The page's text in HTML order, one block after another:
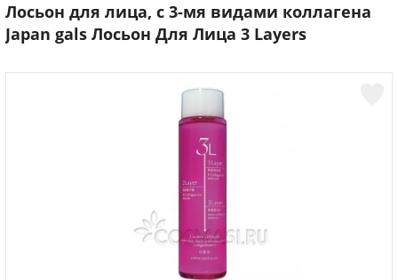
Лосьон для лица, с 3-мя видами коллагена
Japan gals Лосьон Для Лица 3 Layers